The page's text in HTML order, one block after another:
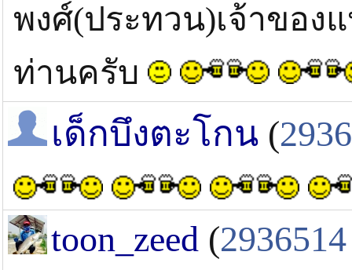
พงศ์(ประทวน)เจ้าของ
ท่านครับ
เด็กบึงตะโกน (
toon_zeed (2936514